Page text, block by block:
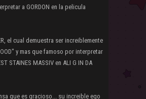
a GORDON en la pelicula
el cual demuestra ser increiblemente
y mas que famoso por interpretar
STAINES MASSIV en ALI G IN DA
que es gracioso... su increible ego